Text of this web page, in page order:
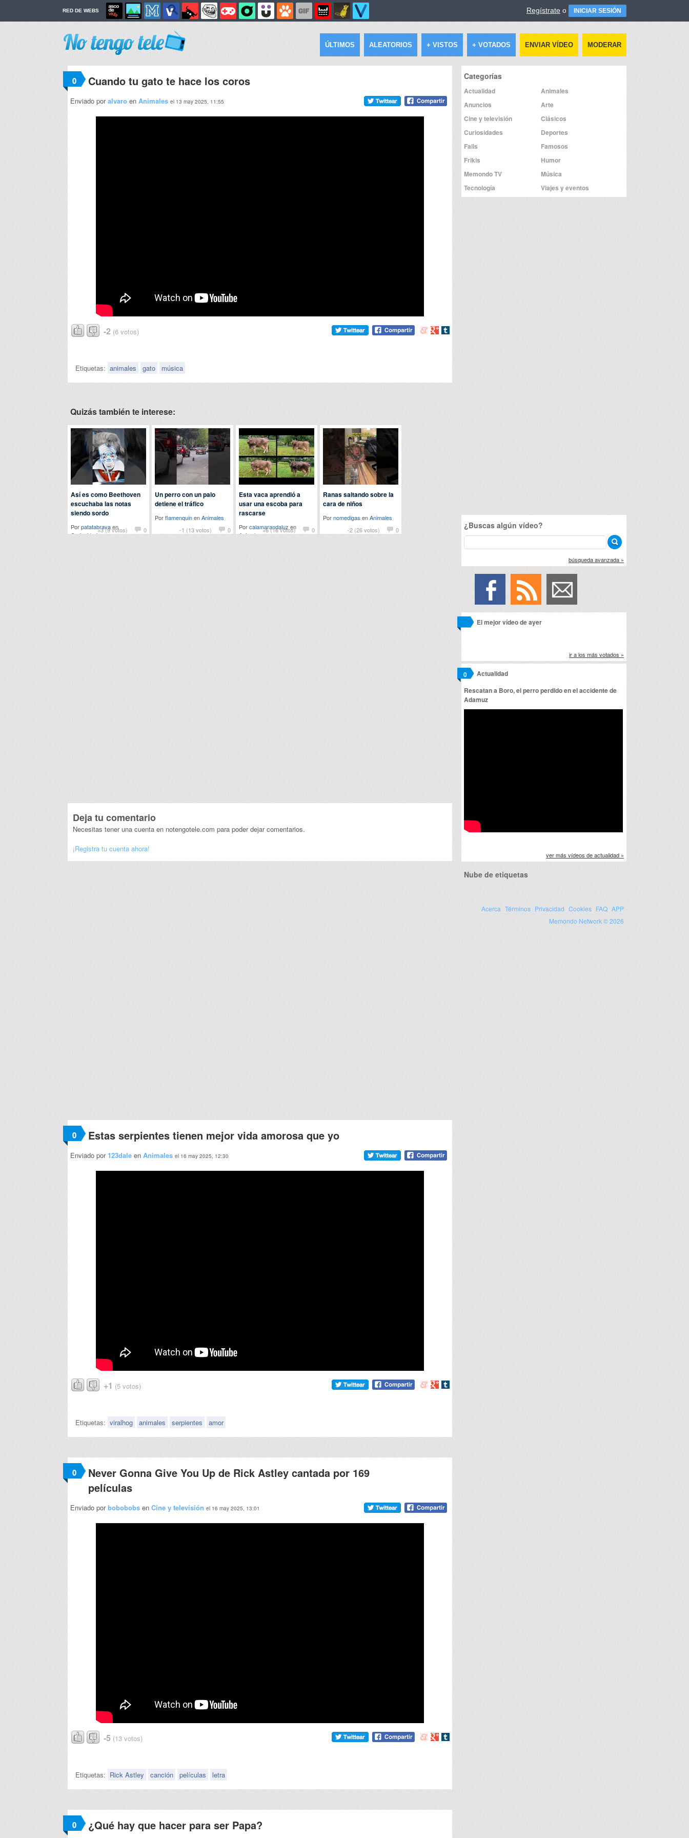
RED DE WEBS Regístrate o INICIAR SESIÓN
ÚLTIMOS ALEATORIOS + VISTOS + VOTADOS ENVIAR VÍDEO MODERAR
0 Cuando tu gato te hace los coros
Enviado poralvaro en Animales el 13 may 2025, 11:55
-2 (6 votos)
Compartir
Compartir
Compartir
Etiquetas: animales gato música
Quizás también te interese:
+3 (9 votos) 0
Así es como Beethoven
escuchaba las notas
siendo sordo
Porpatatabravaen
Curiosidades
-1 (13 votos) 0
Un perro con un palo
detiene el tráfico
PorflamenquinenAnimales
+6 (16 votos)
0
Esta vaca aprendió a
usar una escoba para
rascarse
Porcalamarandaluz en
Animales
-2 (26 votos) 0
Ranas saltando sobre la
cara de niños
Pornomedigas enAnimales
Deja tu comentario
Necesitas tener una cuenta en notengotele.com para poder dejar comentarios.
¡Registra tu cuenta ahora!
0 Estas serpientes tienen mejor vida amorosa que yo
Enviado por 123dale en Animales el 16 may 2025, 12:30
+1 (5 votos)
Compartir
Compartir
Compartir
Etiquetas: viralhog animales serpientes amor
0
Never Gonna Give You Up de Rick Astley cantada por 169
películas
Enviado porbobobobs en Cine y televisión el 16 may 2025, 13:01
-5 (13 votos)
Compartir
Compartir
Compartir
Etiquetas: Rick Astley canción películas letra
0 ¿Qué hay que hacer para ser Papa?
Categorías
Actualidad
Animales
Anuncios
Arte
Cine y televisión
Clásicos
Curiosidades
Deportes
Fails
Famosos
Frikis
Humor
Memondo TV
Música
Tecnología
Viajes y eventos
¿Buscas algún vídeo?
búsqueda avanzada »
El mejor vídeo de ayer
ir a los más votados »
Actualidad
0
Rescatan a Boro, el perro perdido en el accidente de
Adamuz
ver más vídeos de actualidad »
Nube de etiquetas
Acerca Términos Privacidad Cookies FAQ APP
Memondo Network © 2026